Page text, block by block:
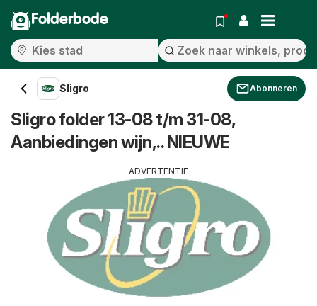
Folderbode
Sligro Abonneren
Sligro folder 13-08 t/m 31-08,
Aanbiedingen wijn,.. NIEUWE
ADVERTENTIE